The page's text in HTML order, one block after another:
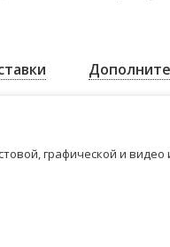
графической и